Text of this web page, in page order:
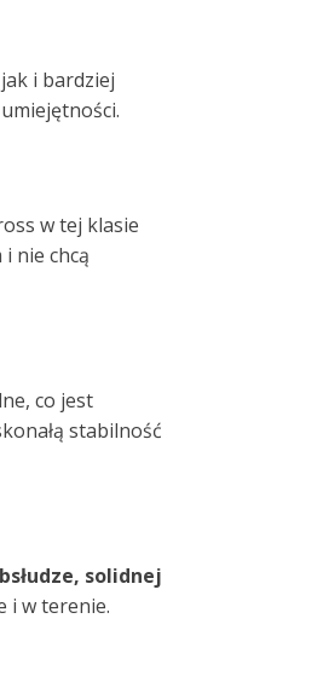
i bardziej
w tej klasie
nie chcą
co jest
stabilność
solidnej
i w terenie.